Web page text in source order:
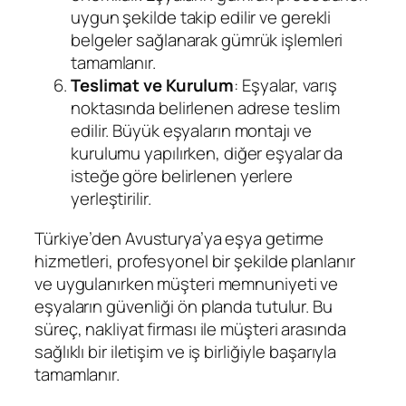
uygun şekilde takip edilir ve gerekli
belgeler sağlanarak gümrük işlemleri
tamamlanır.
Teslimat ve Kurulum: Eşyalar, varış
noktasında belirlenen adrese teslim
edilir. Büyük eşyaların montajı ve
kurulumu yapılırken, diğer eşyalar da
isteğe göre belirlenen yerlere
yerleştirilir.
Türkiye’den Avusturya’ya eşya getirme
hizmetleri, profesyonel bir şekilde planlanır
ve uygulanırken müşteri memnuniyeti ve
eşyaların güvenliği ön planda tutulur. Bu
süreç, nakliyat firması ile müşteri arasında
sağlıklı bir iletişim ve iş birliğiyle başarıyla
tamamlanır.